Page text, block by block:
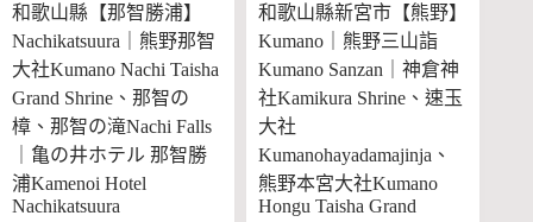
和歌山縣【那智勝浦】
Nachikatsuura｜熊野那智
大社Kumano Nachi Taisha
Grand Shrine、那智の
樟、那智の滝Nachi Falls
｜亀の井ホテル 那智勝
浦Kamenoi Hotel
Nachikatsuura
和歌山縣新宮市【熊野】
Kumano｜熊野三山詣
Kumano Sanzan｜神倉神
社Kamikura Shrine、速玉
大社
Kumanohayadamajinja、
熊野本宮大社Kumano
Hongu Taisha Grand